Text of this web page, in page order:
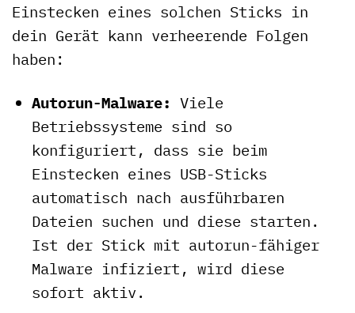
Einstecken eines solchen Sticks in
dein Gerät kann verheerende Folgen
haben:
Autorun-Malware: Viele
Betriebssysteme sind so
konfiguriert, dass sie beim
Einstecken eines USB-Sticks
automatisch nach ausführbaren
Dateien suchen und diese starten.
Ist der Stick mit autorun-fähiger
Malware infiziert, wird diese
sofort aktiv.